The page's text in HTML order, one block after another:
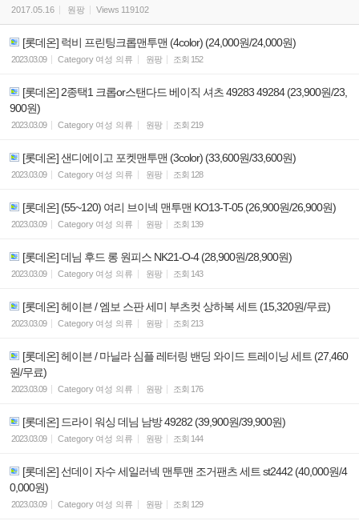
2017.05.16
원팡 Views 119102
[롯데온] 럭비 프린팅크롭맨투맨 (4color) (24,000원/24,000원)
2023.03.09 Category 여성 의류 원팡 조회 152
[롯데온] 2종택1 크롭or스탠다드 베이직 셔츠 49283 49284 (23,900원/23,
900원)
2023.03.09 Category 여성 의류 원팡 조회 219
[롯데온] 샌디에이고 포켓맨투맨 (3color) (33,600원/33,600원)
2023.03.09 Category 여성 의류 원팡 조회 128
[롯데온] (55~120) 여리 브이넥 맨투맨 KO13-T-05 (26,900원/26,900원)
2023.03.09 Category 여성 의류 원팡 조회 139
[롯데온] 데님 후드 롱 원피스 NK21-O-4 (28,900원/28,900원)
2023.03.09 Category 여성 의류 원팡 조회 143
[롯데온] 헤이븐 / 엠보 스판 세미 부츠컷 상하복 세트 (15,320원/무료)
2023.03.09 Category 여성 의류 원팡 조회 213
[롯데온] 헤이븐 / 마닐라 심플 레터링 밴딩 와이드 트레이닝 세트 (27,460
원/무료)
2023.03.09 Category 여성 의류 원팡 조회 176
[롯데온] 드라이 워싱 데님 남방 49282 (39,900원/39,900원)
2023.03.09 Category 여성 의류 원팡 조회 144
[롯데온] 선데이 자수 세일러넥 맨투맨 조거팬츠 세트 st2442 (40,000원/4
0,000원)
2023.03.09 Category 여성 의류 원팡 조회 129